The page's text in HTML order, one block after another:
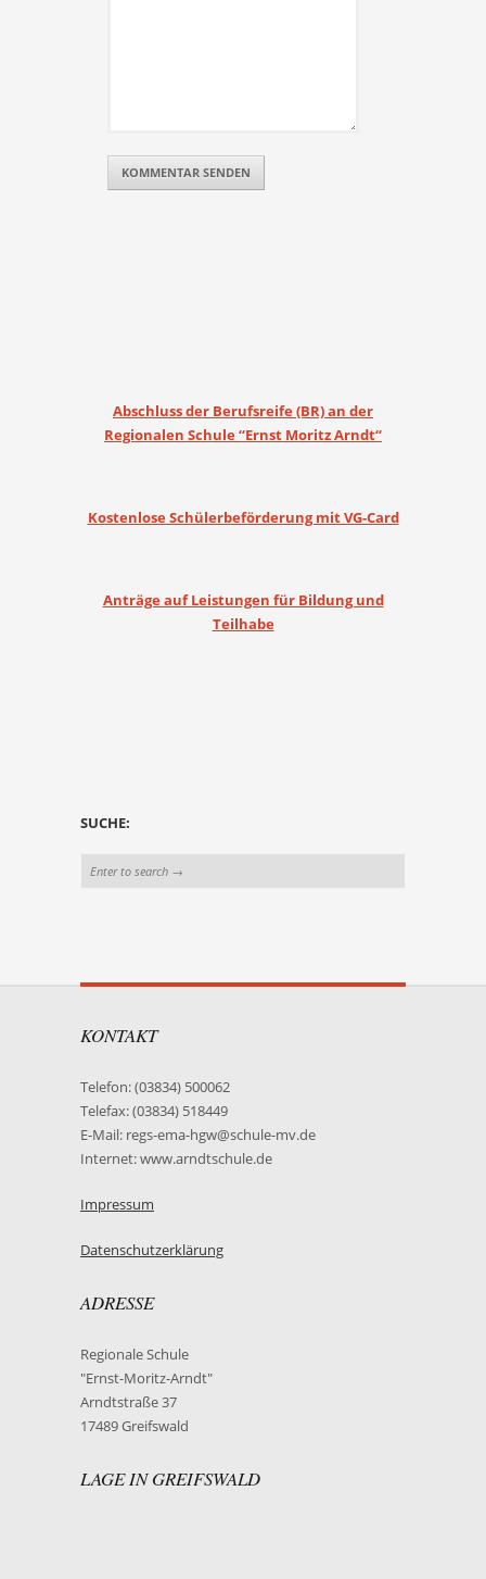
Abschluss der Berufsreife (BR) an der
Regionalen Schule “Ernst Moritz Arndt“
Kostenlose Schülerbeförderung mit VG-Card
Anträge auf Leistungen für Bildung und
Teilhabe
SUCHE:
KONTAKT
Telefon: (03834) 500062
Telefax: (03834) 518449
E-Mail: regs-ema-hgw@schule-mv.de
Internet: www.arndtschule.de
Impressum
Datenschutzerklärung
ADRESSE
Regionale Schule
"Ernst-Moritz-Arndt"
Arndtstraße 37
17489 Greifswald
LAGE IN GREIFSWALD